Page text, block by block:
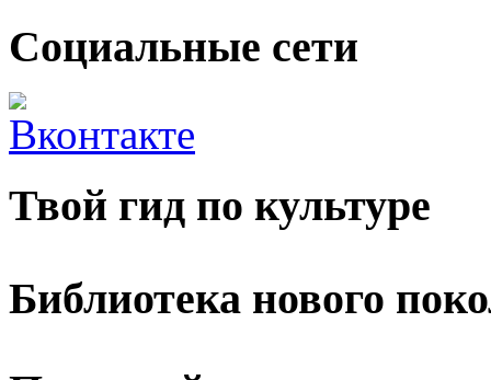
Социальные сети
Твой гид по культуре
Библиотека нового